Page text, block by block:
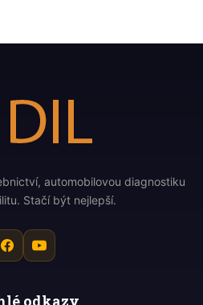
automobilovou diagnostiku
Stačí být nejlepší.